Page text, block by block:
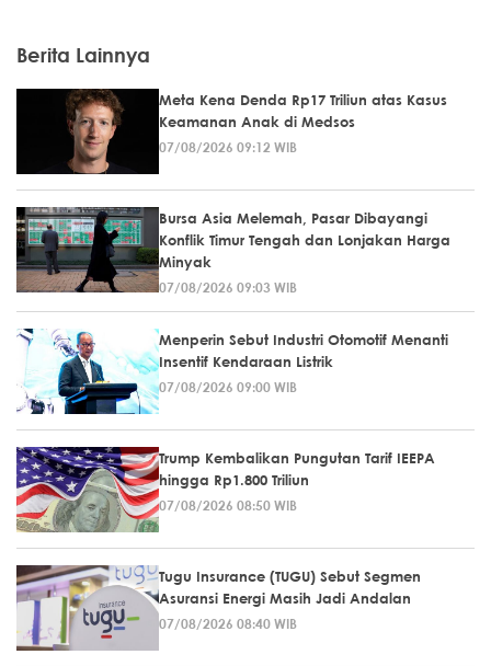
Berita Lainnya
Meta Kena Denda Rp17 Triliun atas Kasus
Keamanan Anak di Medsos
07/08/2026 09:12 WIB
Bursa Asia Melemah, Pasar Dibayangi
Konflik Timur Tengah dan Lonjakan Harga
Minyak
07/08/2026 09:03 WIB
Menperin Sebut Industri Otomotif Menanti
Insentif Kendaraan Listrik
07/08/2026 09:00 WIB
Trump Kembalikan Pungutan Tarif IEEPA
hingga Rp1.800 Triliun
07/08/2026 08:50 WIB
Tugu Insurance (TUGU) Sebut Segmen
Asuransi Energi Masih Jadi Andalan
07/08/2026 08:40 WIB